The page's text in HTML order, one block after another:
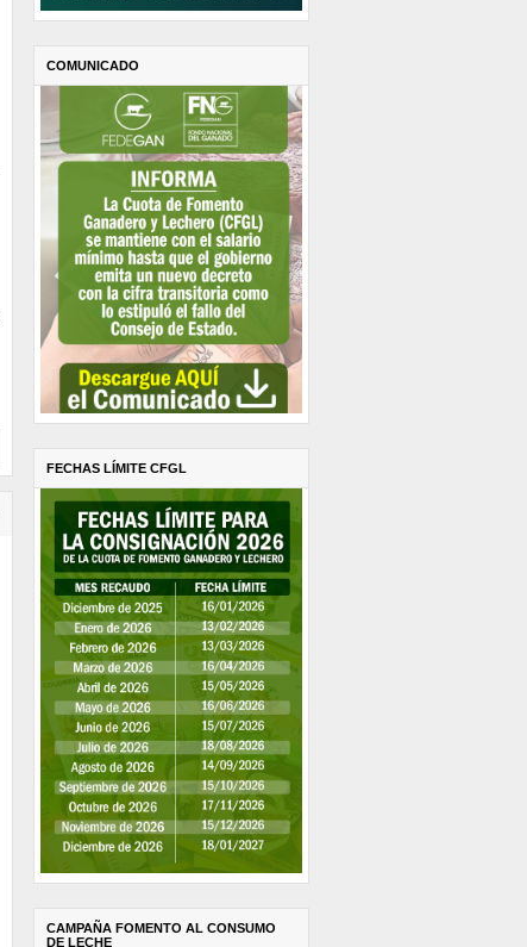
COMUNICADO
FECHAS LÍMITE CFGL
CAMPAÑA FOMENTO AL CONSUMO
DE LECHE